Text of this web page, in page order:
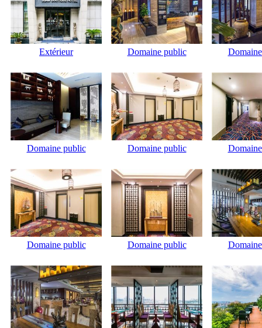
Extérieur Domaine public
Domaine public Domaine public
Domaine public Domaine public